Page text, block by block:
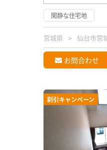
閑静な住宅地
宮城県 仙台市宮
お問合わせ
割引キャンペーン